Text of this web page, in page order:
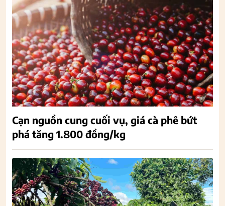
Cạn nguồn cung cuối vụ, giá cà phê bứt
phá tăng 1.800 đồng/kg